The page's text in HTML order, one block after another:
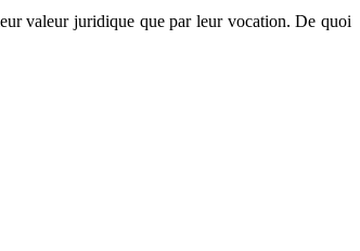
valeur juridique que par leur vocation. De quoi